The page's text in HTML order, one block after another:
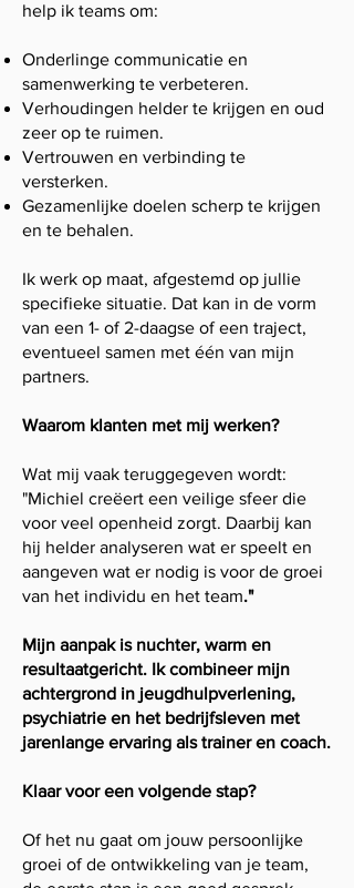
help ik teams om:
Onderlinge communicatie en
samenwerking te verbeteren.
Verhoudingen helder te krijgen en oud
zeer op te ruimen.
Vertrouwen en verbinding te
versterken.
Gezamenlijke doelen scherp te krijgen
en te behalen.
Ik werk op maat, afgestemd op jullie
specifieke situatie. Dat kan in de vorm
van een 1- of 2-daagse of een traject,
eventueel samen met één van mijn
partners.
Waarom klanten met mij werken?
Wat mij vaak teruggegeven wordt:
"Michiel creëert een veilige sfeer die
voor veel openheid zorgt. Daarbij kan
hij helder analyseren wat er speelt en
aangeven wat er nodig is voor de groei
van het individu en het team."
Mijn aanpak is nuchter, warm en
resultaatgericht. Ik combineer mijn
achtergrond in jeugdhulpverlening,
psychiatrie en het bedrijfsleven met
jarenlange ervaring als trainer en coach.
Klaar voor een volgende stap?
Of het nu gaat om jouw persoonlijke
groei of de ontwikkeling van je team,